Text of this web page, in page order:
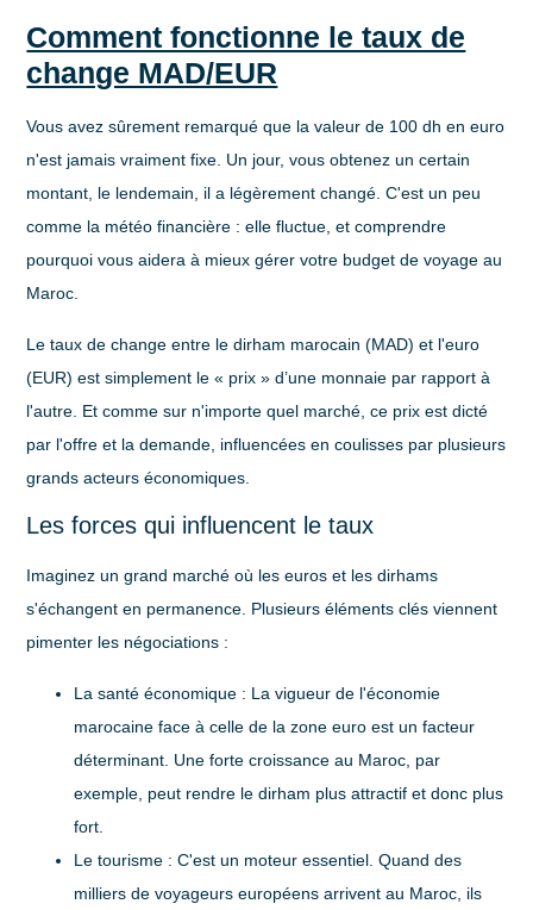
Comment fonctionne le taux de
change MAD/EUR
Vous avez sûrement remarqué que la valeur de 100 dh en euro
n'est jamais vraiment fixe. Un jour, vous obtenez un certain
montant, le lendemain, il a légèrement changé. C'est un peu
comme la météo financière : elle fluctue, et comprendre
pourquoi vous aidera à mieux gérer votre budget de voyage au
Maroc.
Le taux de change entre le dirham marocain (MAD) et l'euro
(EUR) est simplement le « prix » d’une monnaie par rapport à
l'autre. Et comme sur n'importe quel marché, ce prix est dicté
par l'offre et la demande, influencées en coulisses par plusieurs
grands acteurs économiques.
Les forces qui influencent le taux
Imaginez un grand marché où les euros et les dirhams
s'échangent en permanence. Plusieurs éléments clés viennent
pimenter les négociations :
La santé économique : La vigueur de l'économie
marocaine face à celle de la zone euro est un facteur
déterminant. Une forte croissance au Maroc, par
exemple, peut rendre le dirham plus attractif et donc plus
fort.
Le tourisme : C'est un moteur essentiel. Quand des
milliers de voyageurs européens arrivent au Maroc, ils